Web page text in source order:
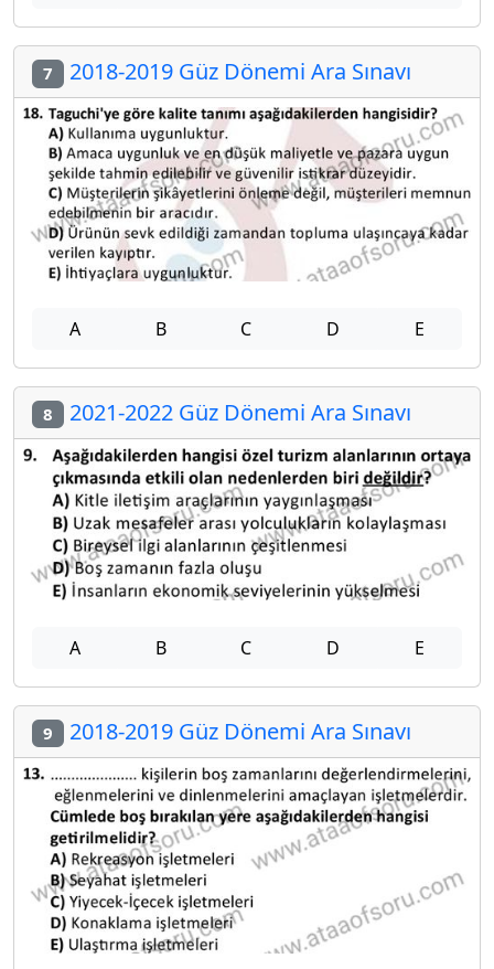
7 2018-2019 Güz Dönemi Ara Sınavı
A B C D E
8 2021-2022 Güz Dönemi Ara Sınavı
A B C D E
9 2018-2019 Güz Dönemi Ara Sınavı